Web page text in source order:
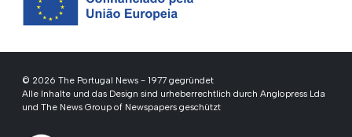
© 2026 The Portugal News - 1977 gegründet
Alle Inhalte und das Design sind urheberrechtlich durch Anglopress Lda
und The News Group of Newspapers geschützt